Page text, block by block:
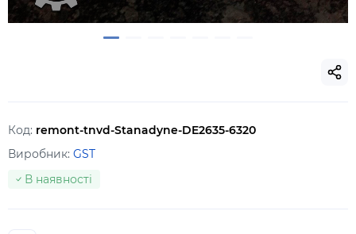
Код: remont-tnvd-Stanadyne-DE2635-6320
Виробник: GST
В наявності